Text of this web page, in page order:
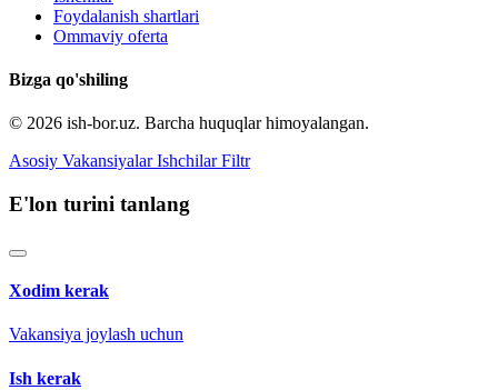
Foydalanish shartlari
Ommaviy oferta
Bizga qo'shiling
© 2026 ish-bor.uz. Barcha huquqlar himoyalangan.
Asosiy Vakansiyalar Ishchilar Filtr
E'lon turini tanlang
Xodim kerak
Vakansiya joylash uchun
Ish kerak